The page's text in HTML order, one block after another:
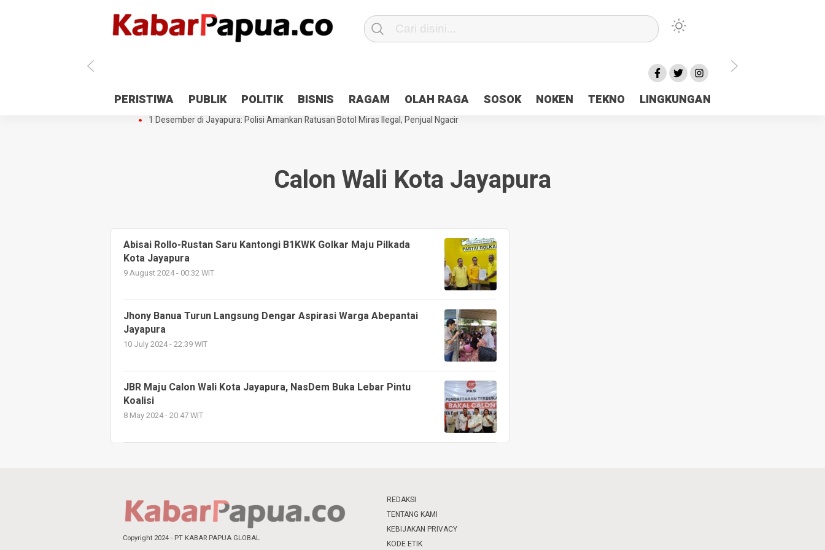
PERISTIWA PUBLIK POLITIK BISNIS RAGAM OLAH RAGA SOSOK NOKEN TEKNO LINGKUNGAN
Antisipasi 1 Desember, TNI Polri Patroli 2×24 jam di Kota Jayapura
Pesan Sejuk Polri di Deklarasi Pemilu Ceria Tanah Papua
Gedung Perpustakaan SMPN 5 Sentani Terbakar
Hibah Pilkada Jayapura Cair 10 Persen, Deposit Kas Daerah Rp23 Miliar Disorot
1 Desember di Jayapura: Polisi Amankan Ratusan Botol Miras Ilegal, Penjual Ngacir
Calon Wali Kota Jayapura
Abisai Rollo-Rustan Saru Kantongi B1KWK Golkar Maju Pilkada
Kota Jayapura
9 August 2024 - 00:32 WIT
Jhony Banua Turun Langsung Dengar Aspirasi Warga Abepantai
Jayapura
10 July 2024 - 22:39 WIT
JBR Maju Calon Wali Kota Jayapura, NasDem Buka Lebar Pintu
Koalisi
8 May 2024 - 20:47 WIT
Copyright 2024 - PT KABAR PAPUA GLOBAL
REDAKSI
TENTANG KAMI
KEBIJAKAN PRIVACY
KODE ETIK